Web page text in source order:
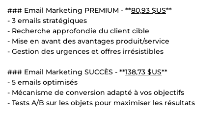
### Email Marketing PREMIUM - **80,93 $US**
- 3 emails stratégiques
- Recherche approfondie du client cible
- Mise en avant des avantages produit/service
- Gestion des urgences et offres irrésistibles
### Email Marketing SUCCÈS - **138,73 $US**
- 5 emails optimisés
- Mécanisme de conversion adapté à vos objectifs
- Tests A/B sur les objets pour maximiser les résultats